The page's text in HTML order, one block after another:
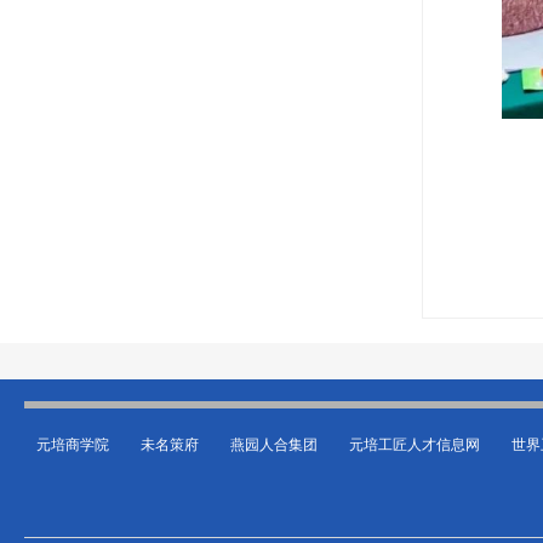
元培商学院 未名策府 燕园人合集团 元培工匠人才信息网 世